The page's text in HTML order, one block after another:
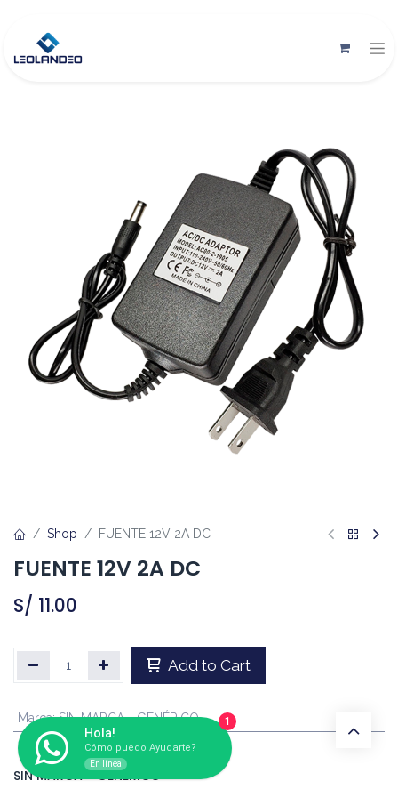
Shop FUENTE 12V 2A DC
FUENTE 12V 2A DC
S/ 11.00
Add to Cart
Marca:SIN MARCA - GENÉRICO
SIN MARCA - GENÉRICO
Hola!
Cómo puedo Ayudarte?
En línea
1